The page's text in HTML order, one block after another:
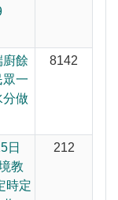
網路降速演練
廚餘
一
分做
8142
日
教
時定
212